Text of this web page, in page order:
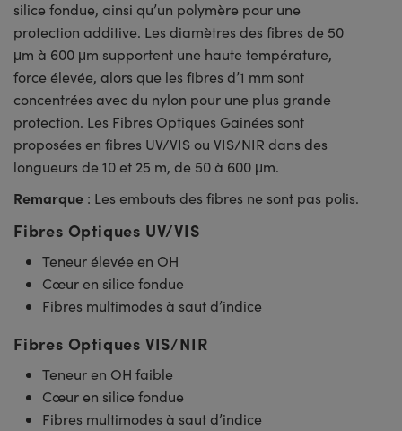
silice fondue, ainsi qu’un polymère pour une
protection additive. Les diamètres des fibres de 50
μm à 600 μm supportent une haute température,
force élevée, alors que les fibres d’1 mm sont
concentrées avec du nylon pour une plus grande
protection. Les Fibres Optiques Gainées sont
proposées en fibres UV/VIS ou VIS/NIR dans des
longueurs de 10 et 25 m, de 50 à 600 μm.
Remarque : Les embouts des fibres ne sont pas polis.
Fibres Optiques UV/VIS
Teneur élevée en OH
Cœur en silice fondue
Fibres multimodes à saut d’indice
Fibres Optiques VIS/NIR
Teneur en OH faible
Cœur en silice fondue
Fibres multimodes à saut d’indice